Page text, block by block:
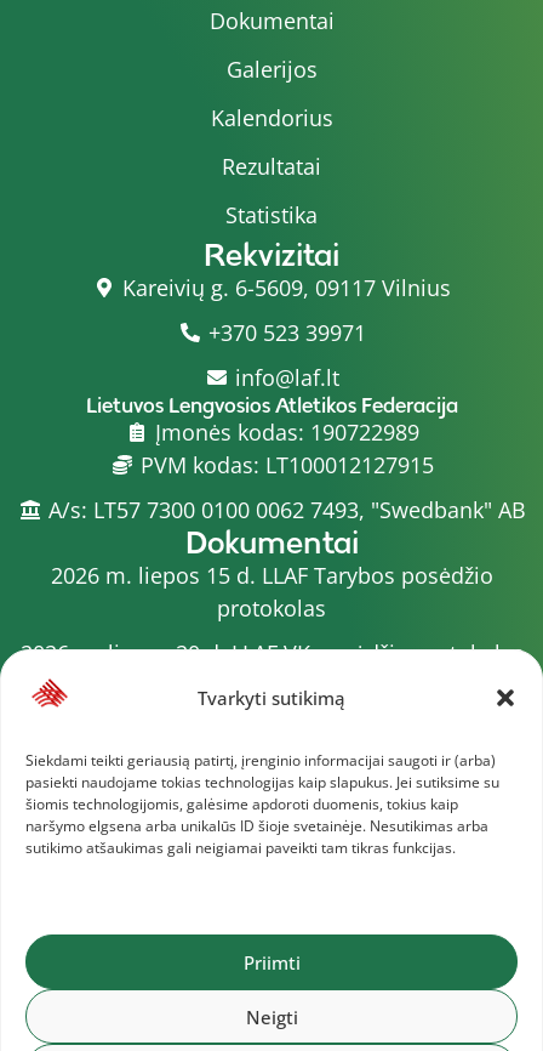
Tvarkyti sutikimą
Siekdami teikti geriausią patirtį, įrenginio informacijai saugoti ir (arba)
pasiekti naudojame tokias technologijas kaip slapukus. Jei sutiksime su
šiomis technologijomis, galėsime apdoroti duomenis, tokius kaip
naršymo elgsena arba unikalūs ID šioje svetainėje. Nesutikimas arba
sutikimo atšaukimas gali neigiamai paveikti tam tikras funkcijas.
Priimti
Neigti
Dokumentai
Galerijos
Kalendorius
Rezultatai
Statistika
Rekvizitai
Kareivių g. 6-5609, 09117 Vilnius
+370 523 39971
info@laf.lt
Lietuvos Lengvosios Atletikos Federacija
Įmonės kodas: 190722989
PVM kodas: LT100012127915
A/s: LT57 7300 0100 0062 7493, "Swedbank" AB
Dokumentai
2026 m. liepos 15 d. LLAF Tarybos posėdžio
protokolas
2026 m. liepos 20 d. LLAF VK posėdžio protokolas
Sporto meistrų sąrašas
2026 m. liepos 4 d. LLAF Tarybos posėdžio
protokolas
2025 m. liepos 1 d. VK posėdžio protokolas
Lietuvos lengvosios atletikos federacija © 2025